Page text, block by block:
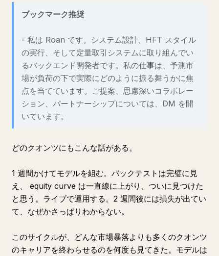
ブックマーク推奨
- 私は Roan です。システム設計、HFT スタイル
の実行、そして定量取引システムに取り組んでい
るバックエンド開発者です。私の仕事は、予測市
場が負荷の下で実際にどのように振る舞うかに焦
点を当てています。ご提案、思慮深いコラボレー
ション、パートナーシップについては、DM を開
いています。
どのクオンツにもこんな話がある。
1 週間かけてモデルを組む。バックテストは完璧に見
え、 equity curve は一直線に上がり、ついに見つけた
と思う。ライブで運用する。2 週間後には損失が出てい
て、なぜかさっぱりわからない。
このサイクルが、どんな市場暴落よりも多くのクオンツ
のキャリアを終わらせるのを何度も見てきた。モデルは